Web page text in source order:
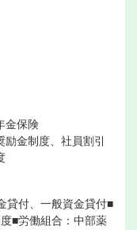
金保険
金制度、社員割引
貸付、一般資金貸付■
■労働組合：中部薬